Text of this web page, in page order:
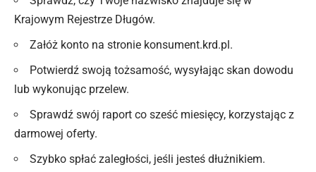
Krajowym Rejestrze Długów.
Załóż konto na stronie konsument.krd.pl.
Potwierdź swoją tożsamość, wysyłając skan dowodu
lub wykonując przelew.
Sprawdź swój raport co sześć miesięcy, korzystając z
darmowej oferty.
Szybko spłać zaległości, jeśli jesteś dłużnikiem.